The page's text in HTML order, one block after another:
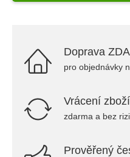
Doprava
pro objednávky
Vrácení
zdarma a bez
Prověřený